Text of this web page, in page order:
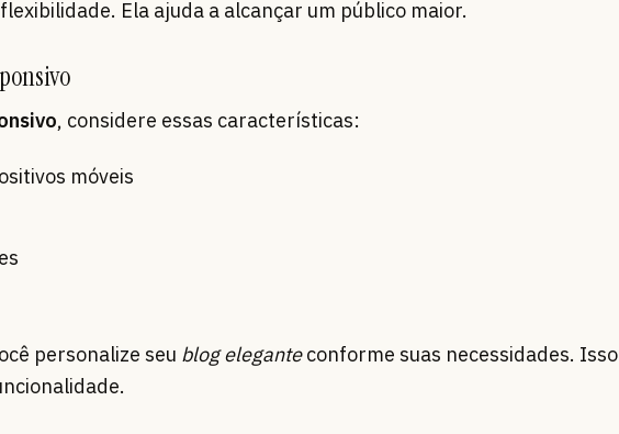
Ela ajuda a alcançar um público maior.
, considere essas características:
móveis
personalize seu blog eleganteconforme suas necessidades. Isso